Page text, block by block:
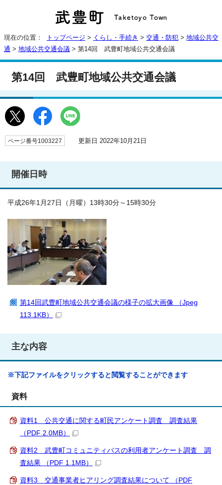
現在の位置： トップページ > くらし・手続き > 交通・防犯 > 地域公共交
通 > 地域公共交通会議 > 第14回 武豊町地域公共交通会議
第14回 武豊町地域公共交通会議
ページ番号1003227 更新日 2022年10月21日
開催日時
平成26年1月27日（月曜）13時30分～15時30分
第14回武豊町地域公共交通会議の様子の拡大画像 （Jpeg
113.1KB）
主な内容
※下記ファイルをクリックすると閲覧することができます
資料
資料1 公共交通に関する町民アンケート調査 調査結果
（PDF 2.0MB）
資料2 武豊町コミュニティバスの利用者アンケート調査 調
査結果 （PDF 1.1MB）
資料3 交通事業者ヒアリング調査結果について （PDF